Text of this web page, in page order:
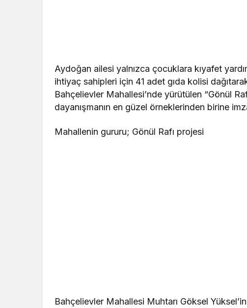
Aydoğan ailesi yalnızca çocuklara kıyafet
ihtiyaç sahipleri için 41 adet gıda kolisi
Bahçelievler Mahallesi’nde yürütülen “Gönül
dayanışmanın en güzel örneklerinden birine
Mahallenin gururu; Gönül Rafı projesi
Bahçelievler Mahallesi Muhtarı Göksel